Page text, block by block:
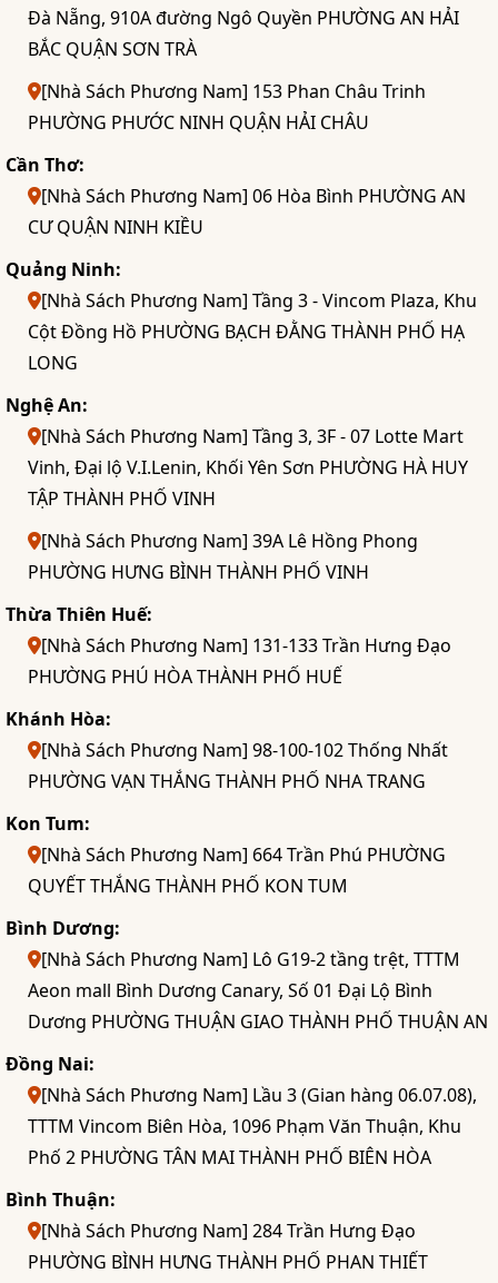
Đà Nẵng, 910A đường Ngô Quyền PHƯỜNG AN HẢI
BẮC QUẬN SƠN TRÀ
[Nhà Sách Phương Nam] 153 Phan Châu Trinh
PHƯỜNG PHƯỚC NINH QUẬN HẢI CHÂU
Cần Thơ:
[Nhà Sách Phương Nam] 06 Hòa Bình PHƯỜNG AN
CƯ QUẬN NINH KIỀU
Quảng Ninh:
[Nhà Sách Phương Nam] Tầng 3 - Vincom Plaza, Khu
Cột Đồng Hồ PHƯỜNG BẠCH ĐẰNG THÀNH PHỐ HẠ
LONG
Nghệ An:
[Nhà Sách Phương Nam] Tầng 3, 3F - 07 Lotte Mart
Vinh, Đại lộ V.I.Lenin, Khối Yên Sơn PHƯỜNG HÀ HUY
TẬP THÀNH PHỐ VINH
[Nhà Sách Phương Nam] 39A Lê Hồng Phong
PHƯỜNG HƯNG BÌNH THÀNH PHỐ VINH
Thừa Thiên Huế:
[Nhà Sách Phương Nam] 131-133 Trần Hưng Đạo
PHƯỜNG PHÚ HÒA THÀNH PHỐ HUẾ
Khánh Hòa:
[Nhà Sách Phương Nam] 98-100-102 Thống Nhất
PHƯỜNG VẠN THẮNG THÀNH PHỐ NHA TRANG
Kon Tum:
[Nhà Sách Phương Nam] 664 Trần Phú PHƯỜNG
QUYẾT THẮNG THÀNH PHỐ KON TUM
Bình Dương:
[Nhà Sách Phương Nam] Lô G19-2 tầng trệt, TTTM
Aeon mall Bình Dương Canary, Số 01 Đại Lộ Bình
Dương PHƯỜNG THUẬN GIAO THÀNH PHỐ THUẬN AN
Đồng Nai:
[Nhà Sách Phương Nam] Lầu 3 (Gian hàng 06.07.08),
TTTM Vincom Biên Hòa, 1096 Phạm Văn Thuận, Khu
Phố 2 PHƯỜNG TÂN MAI THÀNH PHỐ BIÊN HÒA
Bình Thuận:
[Nhà Sách Phương Nam] 284 Trần Hưng Đạo
PHƯỜNG BÌNH HƯNG THÀNH PHỐ PHAN THIẾT